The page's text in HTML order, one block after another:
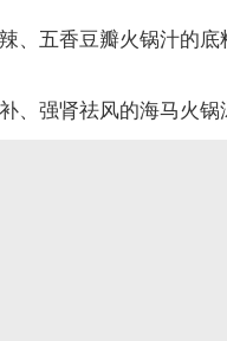
、五香豆瓣火锅汁的底
、强肾祛风的海马火锅